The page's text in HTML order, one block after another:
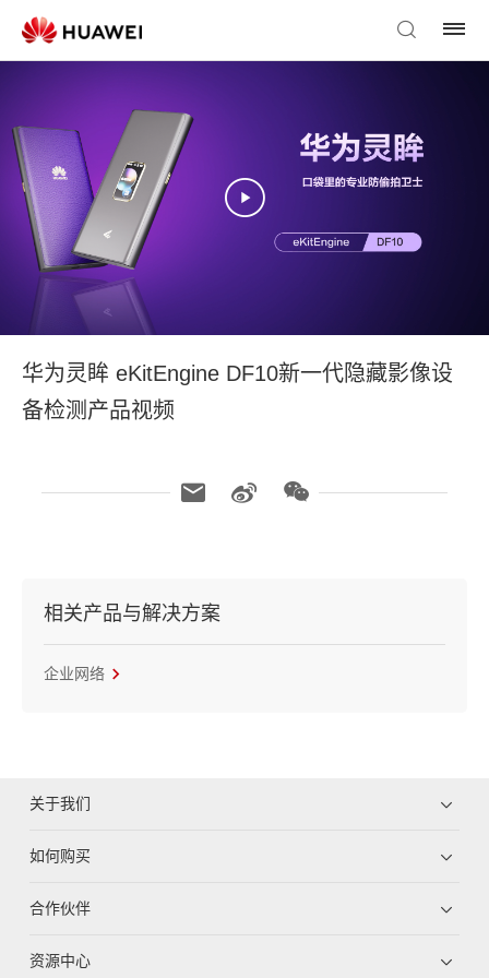
华为灵眸 eKitEngine DF10新一代隐藏影像设
备检测产品视频
相关产品与解决方案
企业网络
关于我们
如何购买
合作伙伴
资源中心